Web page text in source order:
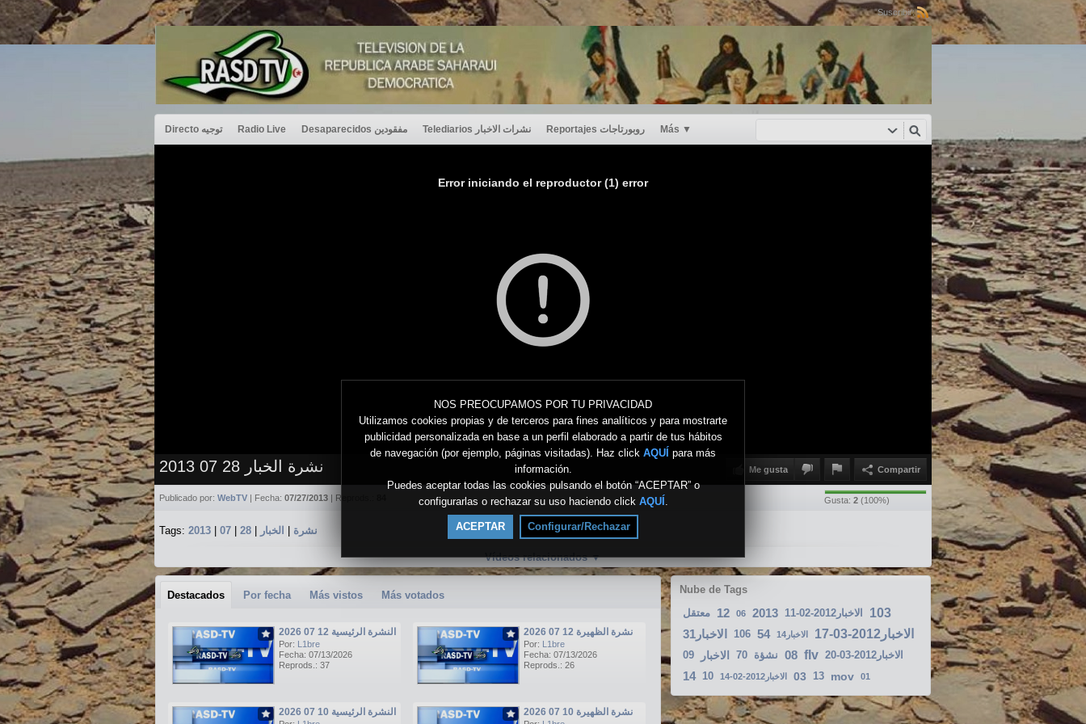
NOS PREOCUPAMOS POR TU PRIVACIDAD
Utilizamos cookies propias y de terceros para fines analíticos y para mostrarte
publicidad personalizada en base a un perfil elaborado a partir de tus hábitos
de navegación (por ejemplo, páginas visitadas). Haz click AQUÍ para más
información.
Puedes aceptar todas las cookies pulsando el botón “ACEPTAR” o
configurarlas o rechazar su uso haciendo click AQUÍ .
ACEPTAR Configurar/Rechazar
Suscribir:
Directo توجيه Radio Live Desaparecidos مفقودين Telediarios نشرات الاخبار Reportajes روبورتاجات Más ▼
Error iniciando el reproductor (1) error
Me gusta Compartir نشرة الخبار 28 07 2013
Gusta: 2 (100%)
Publicado por: WebTV | Fecha: 07/27/2013 | Reprods.:
Tags: نشرة الخبار 28
07
2013
Vídeos relacionados▼
Nube de Tags
معتقل 12 06 2013 الاخبار2012-02-11
103
الاخبار31
106 54 الاخبار14 الاخبار2012-03-17
09 الاخبار 70 نشؤة 08 flv الاخبار2012-03-20
14 10 الاخبار2012-02-14 03 13 mov 01
Destacados Por fecha Más vistos Más votados
النشرة الرئيسية 12 07 2026
Por: L1bre
Fecha: 07/13/2026
Reprods.: 37
نشرة الظهيرة 12 07 2026
Por: L1bre
Fecha: 07/13/2026
Reprods.: 26
النشرة الرئيسية 10 07 2026 نشرة الظهيرة 10 07 2026